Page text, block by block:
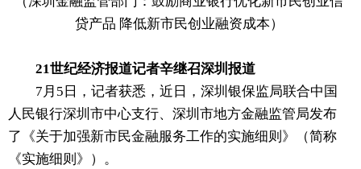
贷产品 降低新市民创业融资成本）
21世纪经济报道记者辛继召深圳报道
7月5日，记者获悉，近日，深圳银保监局联合中国
人民银行深圳市中心支行、深圳市地方金融监管局发布
了《关于加强新市民金融服务工作的实施细则》（简称
《实施细则》）。